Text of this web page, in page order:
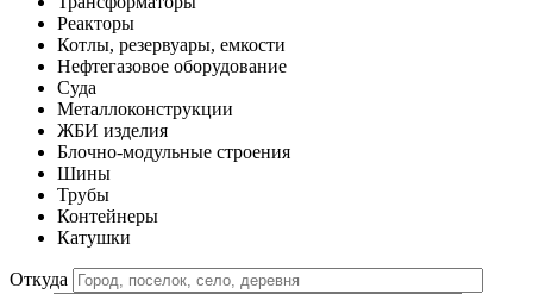
Реакторы
Котлы, резервуары, емкости
Нефтегазовое оборудование
Cуда
Металлоконструкции
ЖБИ изделия
Блочно-модульные строения
Шины
Трубы
Контейнеры
Катушки
Откуда